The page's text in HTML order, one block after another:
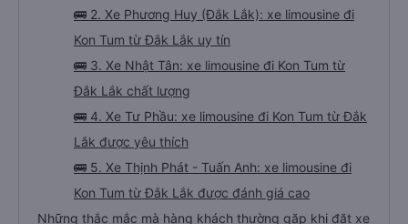
🚌 2. Xe Phương Huy (Đắk Lắk): xe limousine đi
Kon Tum từ Đắk Lắk uy tín
🚌 3. Xe Nhật Tân: xe limousine đi Kon Tum từ
Đắk Lắk chất lượng
🚌 4. Xe Tư Phầu: xe limousine đi Kon Tum từ Đắk
Lắk được yêu thích
🚌 5. Xe Thịnh Phát - Tuấn Anh: xe limousine đi
Kon Tum từ Đắk Lắk được đánh giá cao
Những thắc mắc mà hàng khách thường gặp khi đặt xe